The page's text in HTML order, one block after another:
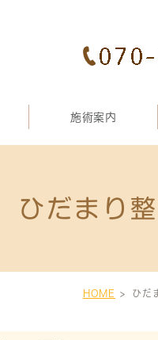
施術案内
ひだまり
HOME ひだ